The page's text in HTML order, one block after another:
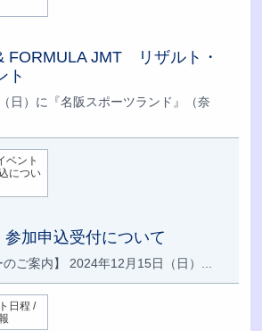
FORMULA JMT リザルト・
ト
日）に『名阪スポーツランド』（奈
ベント
につい
加申込受付について
のご案内】 2024年12月15日（日）...
日程 /